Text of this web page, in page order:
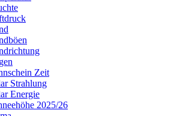
Zeit
Strahlung
Energie
2025/26